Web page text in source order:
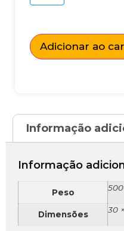
Adicionar ao
Informação
Informação
Peso
Dimensões 30